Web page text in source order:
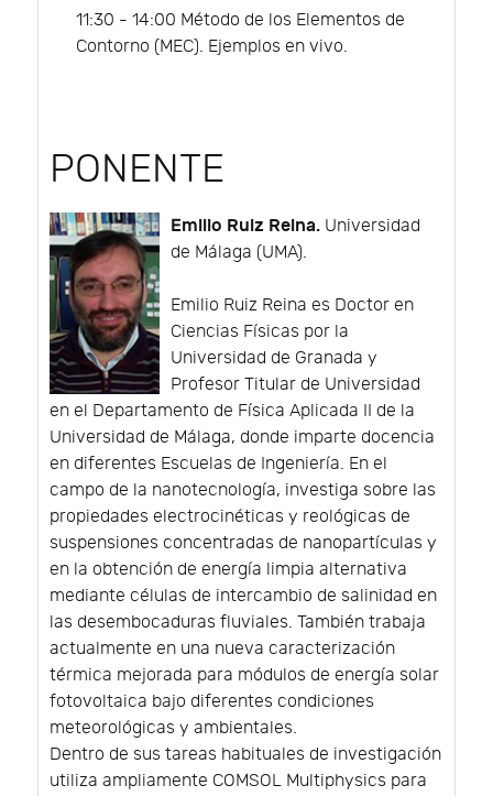
11:30 - 14:00 Método de los Elementos de
Contorno (MEC). Ejemplos en vivo.
PONENTE
Emilio Ruiz Reina. Universidad
de Málaga (UMA).
Emilio Ruiz Reina es Doctor en
Ciencias Físicas por la
Universidad de Granada y
Profesor Titular de Universidad
en el Departamento de Física Aplicada II de la
Universidad de Málaga, donde imparte docencia
en diferentes Escuelas de Ingeniería. En el
campo de la nanotecnología, investiga sobre las
propiedades electrocinéticas y reológicas de
suspensiones concentradas de nanopartículas y
en la obtención de energía limpia alternativa
mediante células de intercambio de salinidad en
las desembocaduras fluviales. También trabaja
actualmente en una nueva caracterización
térmica mejorada para módulos de energía solar
fotovoltaica bajo diferentes condiciones
meteorológicas y ambientales.
Dentro de sus tareas habituales de investigación
utiliza ampliamente COMSOL Multiphysics para